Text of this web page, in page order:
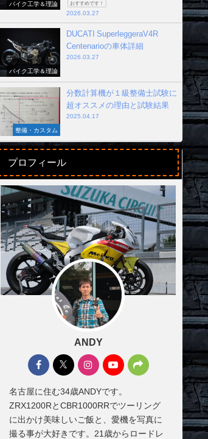
バイク工学＆理論 おすすめです！
2026.03.27
バイク工学＆理論
DUCATI SuperleggeraV4R
Centenarioの車体詳細
2026.03.27
整備・カスタム
分数計算機が１級整備士試験に
超オススメの理由と試験結果
2025.04.17
プロフィール
ANDY
名古屋に住む34歳ANDYです。
ZRX1200RとCBR1000RRでツーリング
に出かけ美味しいご飯と、愛機を写真に
撮る事が大好きです。21歳からロードレ